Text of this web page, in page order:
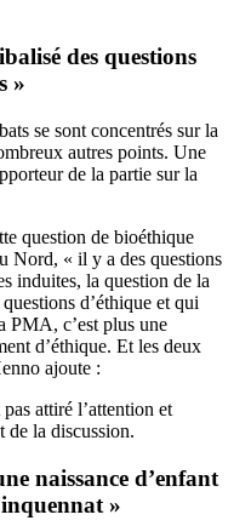
des questions
»
se sont concentrés sur la
autres points. Une
de la partie sur la
question de bioéthique
Nord, « il y a des questions
induites, la question de la
d’éthique et qui
PMA, c’est plus une
d’éthique. Et les deux
ajoute :
attiré l’attention et
de la discussion.
naissance d’enfant
»